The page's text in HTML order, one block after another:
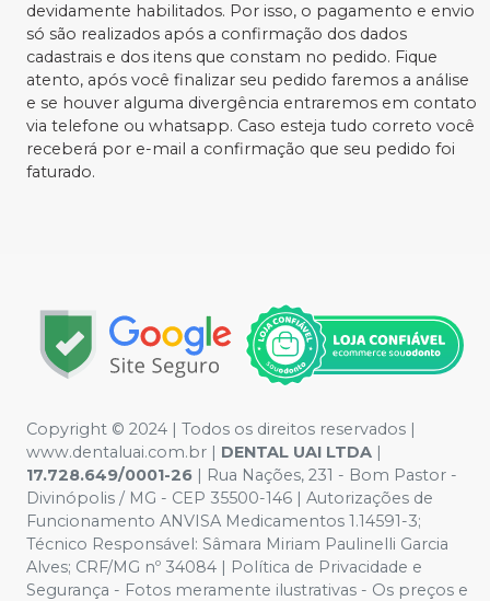
devidamente habilitados. Por isso, o pagamento e envio
só são realizados após a confirmação dos dados
cadastrais e dos itens que constam no pedido. Fique
atento, após você finalizar seu pedido faremos a análise
e se houver alguma divergência entraremos em contato
via telefone ou whatsapp. Caso esteja tudo correto você
receberá por e-mail a confirmação que seu pedido foi
faturado.
Copyright © 2024 | Todos os direitos reservados |
www.dentaluai.com.br | DENTAL UAI LTDA |
17.728.649/0001-26 | Rua Nações, 231 - Bom Pastor -
Divinópolis / MG - CEP 35500-146 | Autorizações de
Funcionamento ANVISA Medicamentos 1.14591-3;
Técnico Responsável: Sâmara Miriam Paulinelli Garcia
Alves; CRF/MG nº 34084 | Política de Privacidade e
Segurança - Fotos meramente ilustrativas - Os preços e